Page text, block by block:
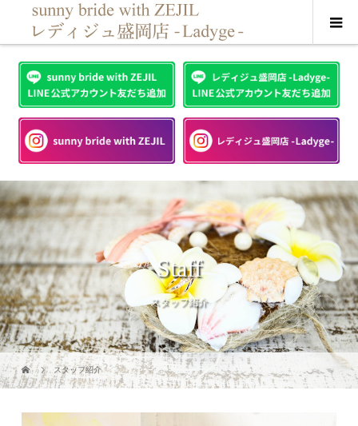
Staff
スタッフ紹介
スタッフ紹介